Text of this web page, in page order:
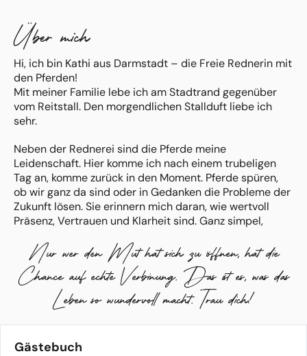
Über mich
Hi, ich bin Kathi aus Darmstadt – die Freie Rednerin mit
den Pferden!
Mit meiner Familie lebe ich am Stadtrand gegenüber
vom Reitstall. Den morgendlichen Stallduft liebe ich
sehr.
Neben der Rednerei sind die Pferde meine
Leidenschaft. Hier komme ich nach einem trubeligen
Tag an, komme zurück in den Moment. Pferde spüren,
ob wir ganz da sind oder in Gedanken die Probleme der
Zukunft lösen. Sie erinnern mich daran, wie wertvoll
Präsenz, Vertrauen und Klarheit sind. Ganz simpel,
Genau das ist es, was ich an der Rednerei so liebe:
echte Verbindung. Dich kennenzulernen, hinzuhören und
zu zeigen, was Dich ausmacht. Durch diese Verbindung
entsteht eine authentische Atmospäre, die Du spürst.
Nur wer den Mut hat sich zu öffnen, hat die
Chance auf echte Verbinung. Das ist es, was das
Leben so wundervoll macht. Trau dich!
Gästebuch